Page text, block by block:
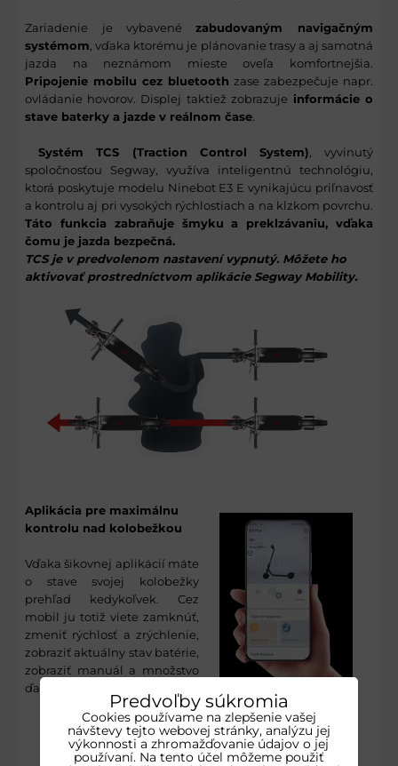
Zariadenie je vybavenézabudovaným navigačným
systémom , vďaka ktorému je plánovanie trasy a aj samotná
jazda na neznámom mieste oveľa komfortnejšia.
Pripojenie mobilu cez bluetooth zase zabezpečuje napr.
ovládanie hovorov. Displej taktiež zobrazuje informácie o
stave baterky a jazde v reálnom čase
Systém TCS (Traction Control System) , vyvinutý
spoločnosťou Segway, využíva inteligentnú technológiu,
ktorá poskytuje modelu Ninebot E3 E vynikajúcu priľnavosť
a kontrolu aj pri vysokých rýchlostiach a na klzkom povrchu.
Táto funkcia zabraňuje šmyku a preklzávaniu, vďaka
čomu je jazda bezpečná.
TCS je v predvolenom nastavení vypnutý. Môžete ho
aktivovať prostredníctvom aplikácie Segway Mobility.
Aplikácia pre maximálnu
kontrolu nad kolobežkou
Vďaka šikovnej aplikácií máte
o stave svojej kolobežky
prehľad kedykoľvek. Cez
mobil ju totiž viete zamknúť,
zmeniť rýchlosť a zrýchlenie,
zobraziť aktuálny stav batérie,
zobraziť manuál a množstvo
ďalších užitočných funkcií.
Pneumatiky sú základ
bezpečnosti
Predvoľby súkromia
Cookies používame na zlepšenie vašej
návštevy tejto webovej stránky, analýzu jej
výkonnosti a zhromažďovanie údajov o jej
používaní. Na tento účel môžeme použiť